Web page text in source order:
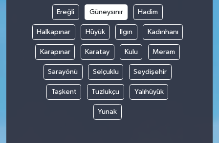
Ereğli Güneysınır Hadim
Halkapınar Hüyük Ilgın Kadınhanı
Karapınar Karatay Kulu Meram
Sarayönü Selçuklu Seydişehir
Taşkent Tuzlukçu Yalıhüyük
Yunak